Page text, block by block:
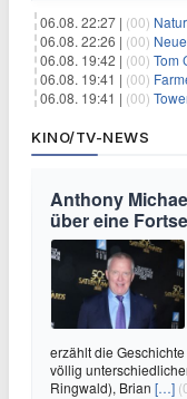
06.08. 22:27 | (00)
06.08. 22:26 | (00)
06.08. 19:42 | (00) Tom
06.08. 19:41 | (00)
06.08. 19:41 | (00) Tower
KINO/TV-NEWS
Anthony
über eine
erzählt die
völlig
Ringwald), Brian […]